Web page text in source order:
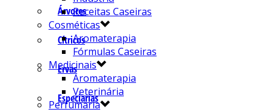
Árvores
Cítricos
Ervas
Especiarias
Receitas Caseiras
Cosméticas
Aromaterapia
Fórmulas Caseiras
Medicinais
Aromaterapia
Veterinária
Perfumaria